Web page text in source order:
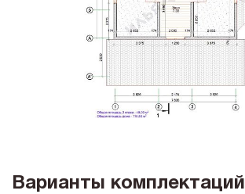
Варианты комплектаций